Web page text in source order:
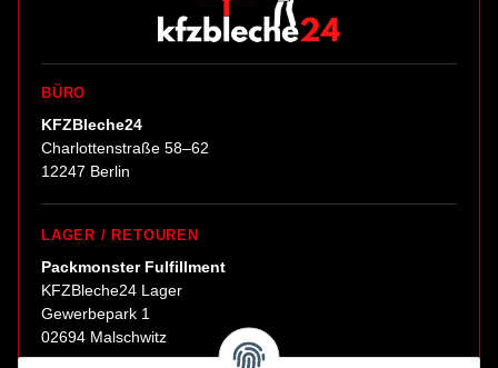
BÜRO
KFZBleche24
Charlottenstraße 58–62
12247 Berlin
LAGER / RETOUREN
Packmonster Fulfillment
KFZBleche24 Lager
Gewerbepark 1
02694 Malschwitz